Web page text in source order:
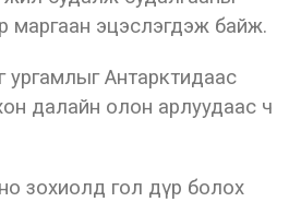
маргаан эцэслэгдэж байж.
ургамлыг Антарктидаас
далайн олон арлуудаас ч
зохиолд гол дүр болох